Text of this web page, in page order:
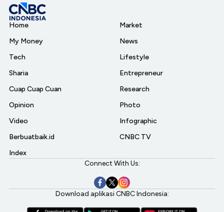
Home
My Money
Tech
Sharia
Cuap Cuap Cuan
Opinion
Video
Berbuatbaik.id
Index
Market
News
Lifestyle
Entrepreneur
Research
Photo
Infographic
CNBC TV
Connect With Us:
Download aplikasi CNBC Indonesia: